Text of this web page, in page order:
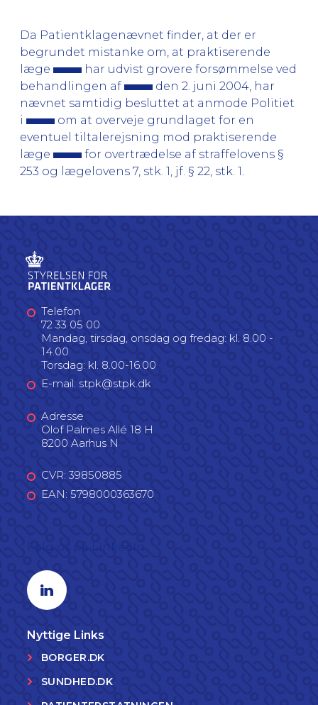
Da Patientklagenævnet finder, at der er
begrundet mistanke om, at praktiserende
læge
har udvist grovere forsømmelse ved
behandlingen af
den 2. juni 2004, har
nævnet samtidig besluttet at anmode Politiet
i
om at overveje grundlaget for en
eventuel tiltalerejsning mod praktiserende
læge
for overtrædelse af straffelovens §
253 og lægelovens 7, stk. 1, jf. § 22, stk. 1.
Telefon
72 33 05 00
Mandag, tirsdag, onsdag og fredag: kl. 8.00 -
14.00
Torsdag: kl. 8.00-16.00
E-mail: stpk@stpk.dk
Adresse
Olof Palmes Allé 18 H
8200 Aarhus N
CVR: 39850885
EAN: 5798000363670
Linkedin profil
Nyttige Links
BORGER.DK
SUNDHED.DK